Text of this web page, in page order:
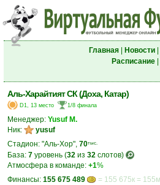
Главная| Новости|
Расписание|
Аль-Харайтият СК (Доха, Катар)
D1, 13 место 1/8 финала
Менеджер: Yusuf M.
Ник:
yusuf
Стадион: "Аль-Хор", 70тыс.
База: 7 уровень (32 из 32 слотов)
Атмосфера в команде: +1%
Финансы: 155 675 489
= 155 675к = 155м